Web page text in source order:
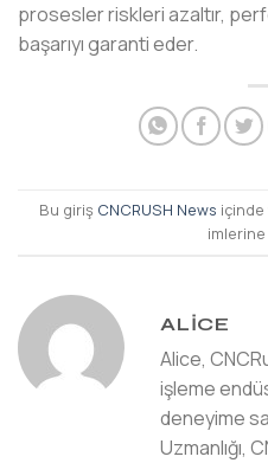
prosesler riskleri azaltır,
başarıyı garanti eder.
Bu giriş CNCRUSH News içinde
ALICE
Alice,
işleme
deneyime
Uzmanlığı,